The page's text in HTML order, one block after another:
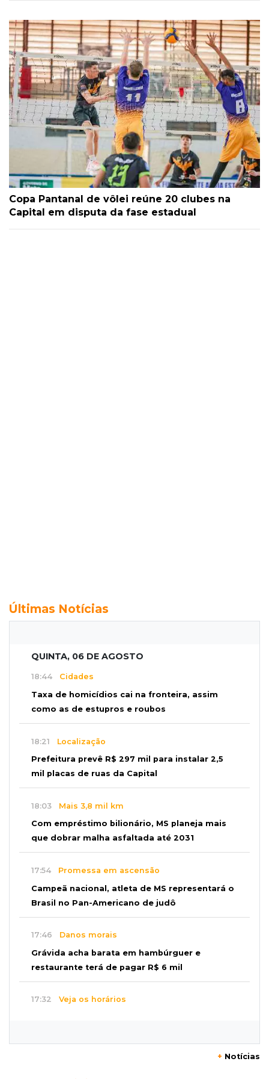
Copa Pantanal de vôlei reúne 20 clubes na
Capital em disputa da fase estadual
Últimas Notícias
QUINTA, 06 DE AGOSTO
18:44 Cidades
Taxa de homicídios cai na fronteira, assim
como as de estupros e roubos
18:21 Localização
Prefeitura prevê R$ 297 mil para instalar 2,5
mil placas de ruas da Capital
18:03 Mais 3,8 mil km
Com empréstimo bilionário, MS planeja mais
que dobrar malha asfaltada até 2031
17:54 Promessa em ascensão
Campeã nacional, atleta de MS representará o
Brasil no Pan-Americano de judô
17:46 Danos morais
Grávida acha barata em hambúrguer e
restaurante terá de pagar R$ 6 mil
17:32 Veja os horários
+ Notícias